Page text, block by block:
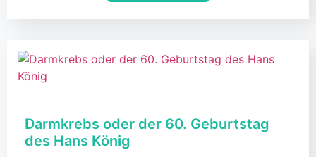
Darmkrebs oder der 60. Geburtstag
des Hans König